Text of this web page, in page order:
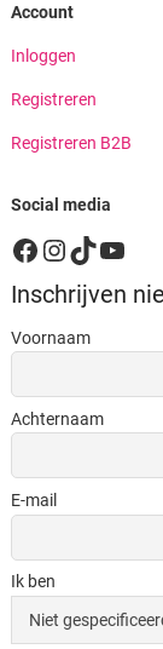
Account
Inloggen
Registreren
Registreren B2B
Social media
Facebook
Instagram
TikTok
Inschrijven
Voornaam
Achternaam
E-mail
Ik ben